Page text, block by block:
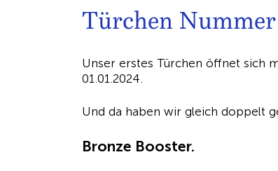
Türchen Nummer
Unser erstes Türchen öffnet sich
01.01.2024.
Und da haben wir gleich doppelt
Bronze Booster.